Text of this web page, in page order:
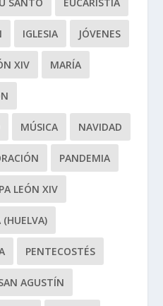
IGLESIA JÓVENES
XIV MARÍA
MÚSICA NAVIDAD
PANDEMIA
LEÓN XIV
(HUELVA)
PENTECOSTÉS
AGUSTÍN